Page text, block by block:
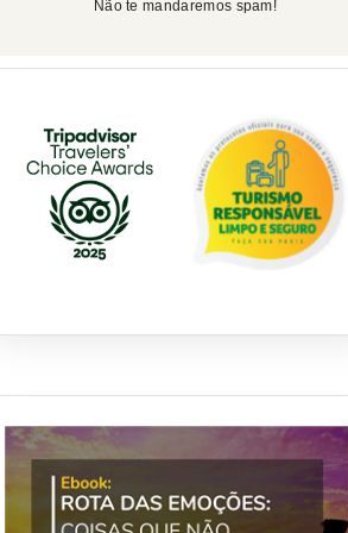
Não te mandaremos spam!